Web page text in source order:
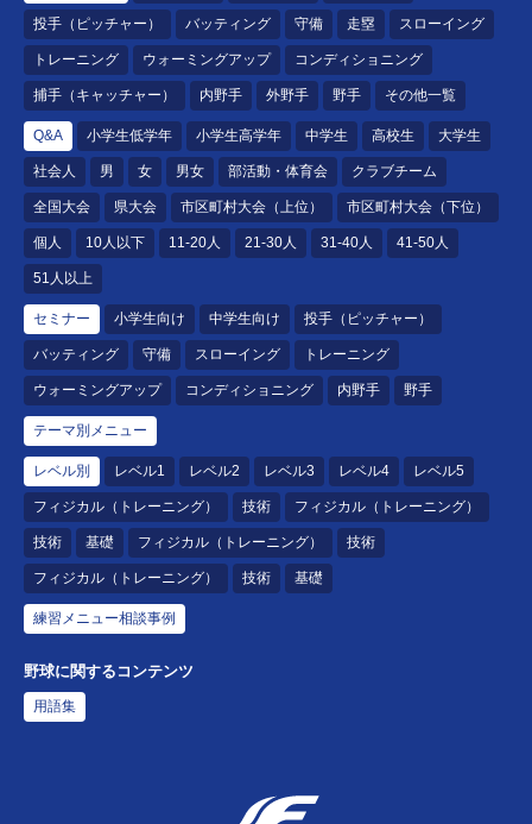
投手（ピッチャー） バッティング 守備 走塁 スローイング
トレーニング ウォーミングアップ コンディショニング
捕手（キャッチャー） 内野手 外野手 野手 その他一覧
Q&A 小学生低学年 小学生高学年 中学生 高校生 大学生
社会人 男 女 男女 部活動・体育会 クラブチーム
全国大会 県大会 市区町村大会（上位） 市区町村大会（下位）
個人 10人以下 11-20人 21-30人 31-40人 41-50人
51人以上
セミナー 小学生向け 中学生向け 投手（ピッチャー）
バッティング 守備 スローイング トレーニング
ウォーミングアップ コンディショニング 内野手 野手
テーマ別メニュー
レベル別 レベル1 レベル2 レベル3 レベル4 レベル5
フィジカル（トレーニング） 技術 フィジカル（トレーニング）
技術 基礎 フィジカル（トレーニング） 技術
フィジカル（トレーニング） 技術 基礎
練習メニュー相談事例
野球に関するコンテンツ
用語集